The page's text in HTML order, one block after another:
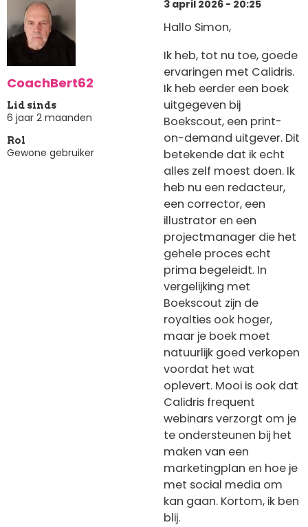
CoachBert62
Lid sinds
6 jaar 2 maanden
Rol
Gewone gebruiker
3 april 2026 - 20:25
Hallo Simon,
Ik heb, tot nu toe, goede
ervaringen met Calidris.
Ik heb eerder een boek
uitgegeven bij
Boekscout, een print-
on-demand uitgever. Dit
betekende dat ik echt
alles zelf moest doen. Ik
heb nu een redacteur,
een corrector, een
illustrator en een
projectmanager die het
gehele proces echt
prima begeleidt. In
vergelijking met
Boekscout zijn de
royalties ook hoger,
maar je boek moet
natuurlijk goed verkopen
voordat het wat
oplevert. Mooi is ook dat
Calidris frequent
webinars verzorgt om je
te ondersteunen bij het
maken van een
marketingplan en hoe je
met social media om
kan gaan. Kortom, ik ben
blij.